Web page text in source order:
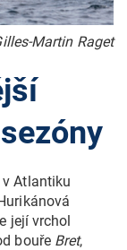
Martin Raget
Atlantiku
její vrchol
bouře Bret,